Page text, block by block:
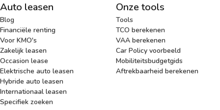
Auto leasen
Blog
Financiële renting
Voor KMO's
Zakelijk leasen
Occasion lease
Elektrische auto leasen
Hybride auto leasen
Internationaal leasen
Specifiek zoeken
Onze tools
Tools
TCO berekenen
VAA berekenen
Car Policy voorbeeld
Mobiliteitsbudgetgids
Aftrekbaarheid berekenen